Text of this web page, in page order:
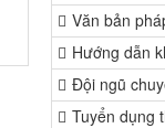
Văn bản
Hướng dẫn
Đội ngũ
Tuyển dụng